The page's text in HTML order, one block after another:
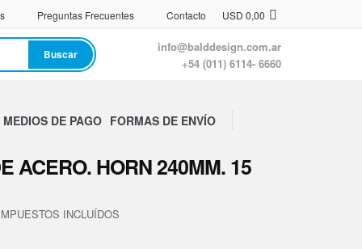
Preguntas Frecuentes Contacto USD 0,00
Buscar
info@balddesign.com.ar
+54 (011) 6114- 6660
MEDIOS DE PAGO FORMAS DE ENVÍO
ACERO. HORN 240MM. 15